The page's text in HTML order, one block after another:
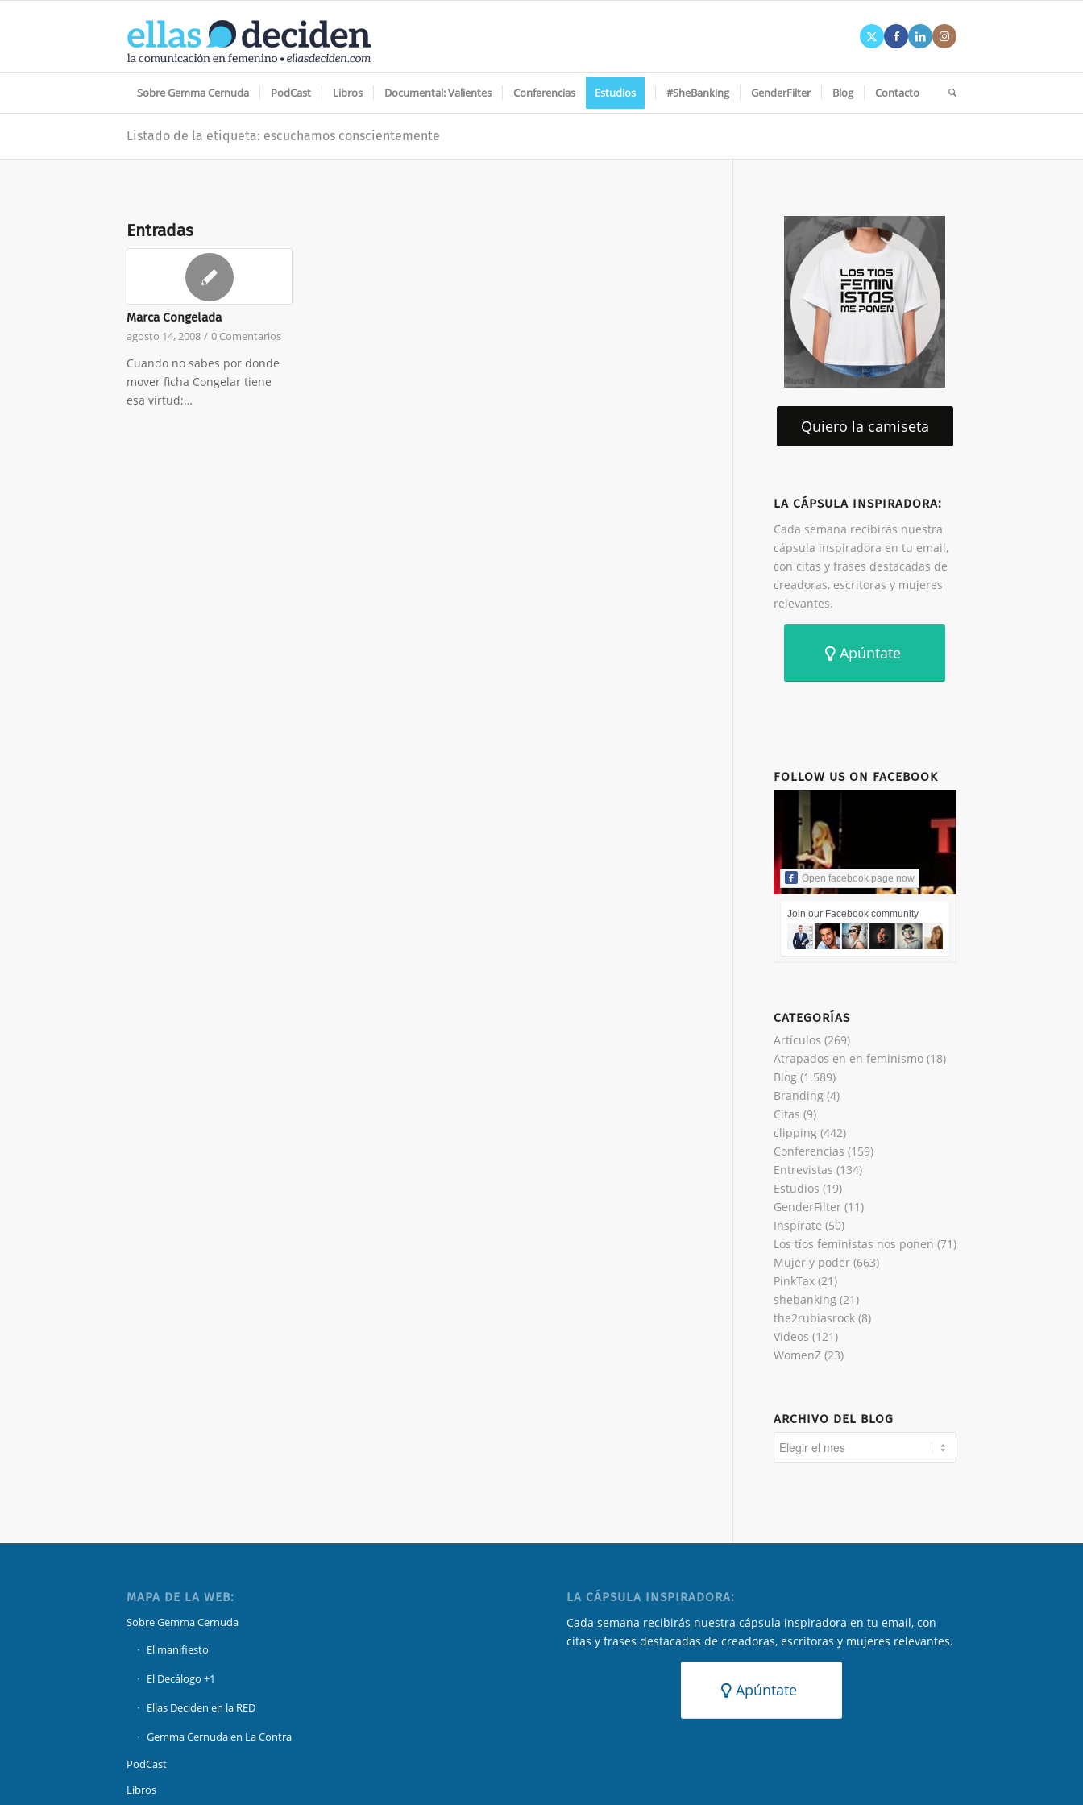
Sobre Gemma Cernuda PodCast Libros Documental: Valientes Conferencias Estudios #SheBanking GenderFilter Blog Contacto
Listado de la etiqueta: escuchamos conscientemente
Entradas
Marca Congelada
agosto 14, 2008 / 0 Comentarios
Cuando no sabes por donde
mover ficha Congelar tiene
esa virtud;…
Quiero la camiseta
LA CÁPSULA INSPIRADORA:
Cada semana recibirás nuestra
cápsula inspiradora en tu email,
con citas y frases destacadas de
creadoras, escritoras y mujeres
relevantes.
Apúntate
FOLLOW US ON FACEBOOK
Open facebook page now
Join our Facebook community
CATEGORÍAS
Artículos (269)
Atrapados en en feminismo(18)
Blog(1.589)
Branding(4)
Citas (9)
clipping(442)
Conferencias (159)
Entrevistas (134)
Estudios (19)
GenderFilter(11)
Inspírate (50)
Los tíos feministas nos ponen (71)
Mujer y poder(663)
PinkTax(21)
shebanking(21)
the2rubiasrock(8)
Videos (121)
WomenZ(23)
ARCHIVO DEL BLOG
MAPA DE LA WEB:
Sobre Gemma Cernuda
El manifiesto
El Decálogo +1
Ellas Deciden en la RED
Gemma Cernuda en La Contra
PodCast
Libros
LA CÁPSULA INSPIRADORA:
Cada semana recibirás nuestra cápsula inspiradora en tu email, con
citas y frases destacadas de creadoras, escritoras y mujeres relevantes.
Apúntate